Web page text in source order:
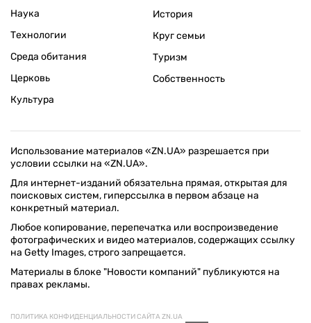
Наука
Технологии
Среда обитания
Церковь
Культура
История
Круг семьи
Туризм
Собственность
Использование материалов «ZN.UA» разрешается при
условии ссылки на «ZN.UA».
Для интернет-изданий обязательна прямая, открытая для
поисковых систем, гиперссылка в первом абзаце на
конкретный материал.
Любое копирование, перепечатка или воспроизведение
фотографических и видео материалов, содержащих ссылку
на Getty Images, строго запрещается.
Материалы в блоке "Новости компаний" публикуются на
правах рекламы.
ПОЛИТИКА КОНФИДЕНЦИАЛЬНОСТИ САЙТА ZN.UA